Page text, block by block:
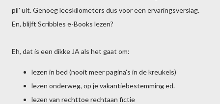
pil' uit. Genoeg leeskilometers dus voor een ervaringsverslag.
En, blijft Scribbles e-Books lezen?
Eh, dat is een dikke JA als het gaat om:
lezen in bed (nooit meer pagina's in de kreukels)
lezen onderweg, op je vakantiebestemming ed.
lezen van rechttoe rechtaan fictie